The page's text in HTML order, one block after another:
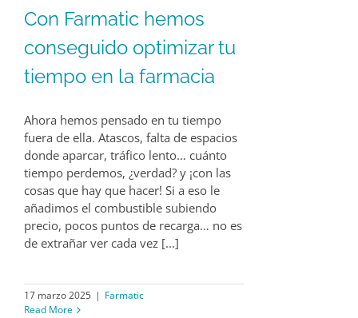
Con Farmatic hemos
conseguido optimizar tu
tiempo en la farmacia
Ahora hemos pensado en tu tiempo
fuera de ella. Atascos, falta de espacios
donde aparcar, tráfico lento… cuánto
tiempo perdemos, ¿verdad? y ¡con las
cosas que hay que hacer! Si a eso le
añadimos el combustible subiendo
precio, pocos puntos de recarga… no es
de extrañar ver cada vez [...]
17 marzo 2025 | Farmatic
Read More